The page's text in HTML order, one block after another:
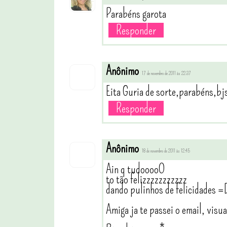
Parabéns garota
Responder
Anônimo 17 de novembro de 2011 às 22:37
Eita Guria de
Responder
Anônimo 18 de novembro de 2011 às 12:45
Ain q tudooooO
to tão felizzzzzzzzzzz
dando pulinhos de felicidades
Amiga ja te passei o email,